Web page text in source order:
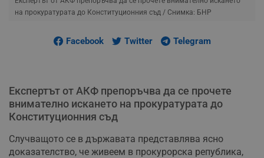
на прокуратурата до Конституционния съд / Снимка: БНР
Facebook Twitter Telegram
Експертът от АКФ препоръчва да се прочете
внимателно искането на прокуратурата до
Конституционния съд
Случващото се в държавата представлява ясно
доказателство, че живеем в прокурорска република,